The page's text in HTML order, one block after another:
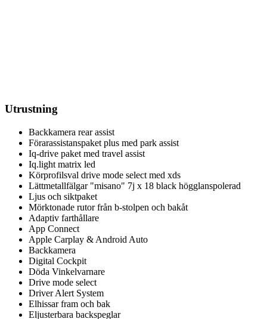
Utrustning
Backkamera rear assist
Förarassistanspaket plus med park assist
Iq-drive paket med travel assist
Iq.light matrix led
Körprofilsval drive mode select med xds
Lättmetallfälgar "misano" 7j x 18 black högglanspolerad
Ljus och siktpaket
Mörktonade rutor från b-stolpen och bakåt
Adaptiv farthållare
App Connect
Apple Carplay & Android Auto
Backkamera
Digital Cockpit
Döda Vinkelvarnare
Drive mode select
Driver Alert System
Elhissar fram och bak
Eljusterbara backspeglar